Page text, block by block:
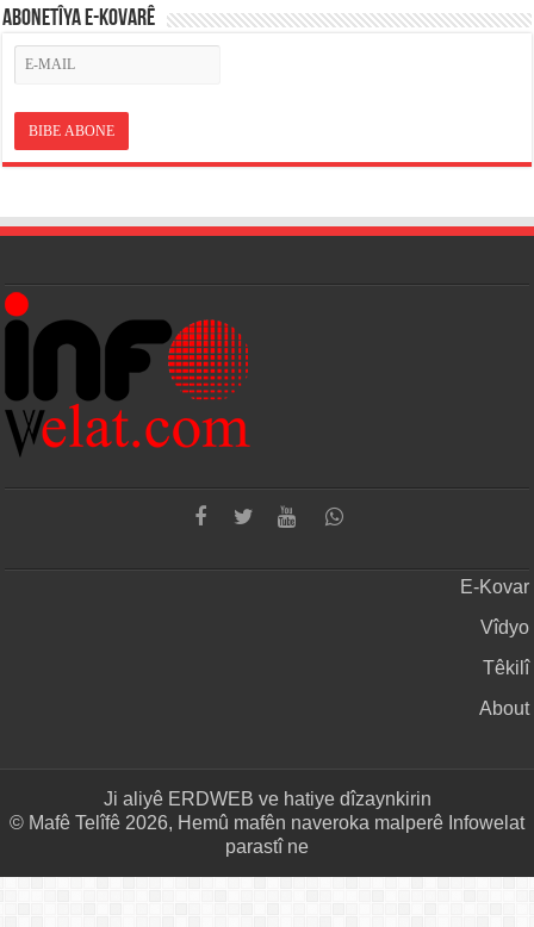
ABONETÎYA E-KOVARÊ
E-Kovar
Vîdyo
Têkilî
About
Ji aliyê ERDWEB ve hatiye dîzaynkirin
© Mafê Telîfê 2026, Hemû mafên naveroka malperê Infowelat
parastî ne